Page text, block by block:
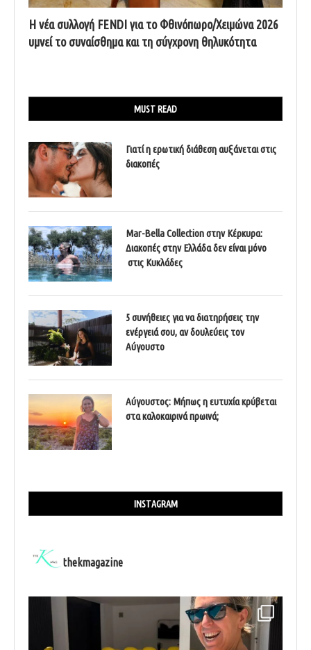
Η νέα συλλογή FENDI για το Φθινόπωρο/Χειμώνα 2026
υμνεί το συναίσθημα και τη σύγχρονη θηλυκότητα
MUST READ
Γιατί η ερωτική διάθεση αυξάνεται στις
διακοπές
Mar-Bella Collection στην Κέρκυρα:
Διακοπές στην Ελλάδα δεν είναι μόνο
στις Κυκλάδες
5 συνήθειες για να διατηρήσεις την
ενέργειά σου, αν δουλεύεις τον
Αύγουστο
Αύγουστος: Μήπως η ευτυχία κρύβεται
στα καλοκαιρινά πρωινά;
INSTAGRAM
thekmagazine